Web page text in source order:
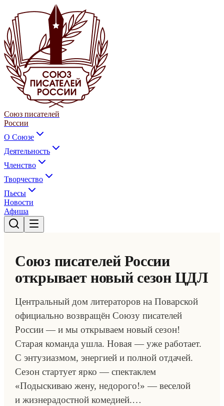
Союз писателей
России
О Союзе
Деятельность
Членство
Творчество
Пьесы
Новости
Афиша
Союз писателей России
открывает новый сезон ЦДЛ
Центральный дом литераторов на Поварской
официально возвращён Союзу писателей
России — и мы открываем новый сезон!
Старая команда ушла. Новая — уже работает.
С энтузиазмом, энергией и полной отдачей.
Сезон стартует ярко — спектаклем
«Подыскиваю жену, недорого!» — веселой
и жизнерадостной комедией.…